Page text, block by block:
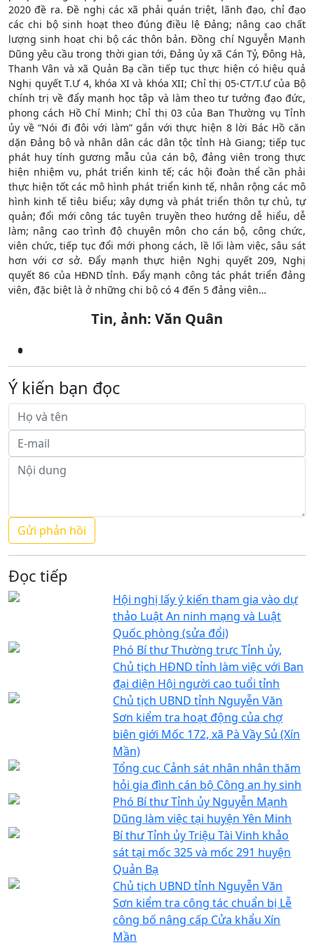
2020 đề ra. Đề nghị các xã phải quán triệt, lãnh đạo, chỉ đạo
các chi bộ sinh hoạt theo đúng điều lệ Đảng; nâng cao chất
lượng sinh hoạt chi bộ các thôn bản. Đồng chí Nguyễn Mạnh
Dũng yêu cầu trong thời gian tới, Đảng ủy xã Cán Tỷ, Đông Hà,
Thanh Vân và xã Quản Bạ cần tiếp tục thực hiện có hiệu quả
Nghị quyết T.Ư 4, khóa XI và khóa XII; Chỉ thị 05-CT/T.Ư của Bộ
chính trị về đẩy mạnh học tập và làm theo tư tưởng đạo đức,
phong cách Hồ Chí Minh; Chỉ thị 03 của Ban Thường vụ Tỉnh
ủy về “Nói đi đôi với làm” gắn với thực hiện 8 lời Bác Hồ căn
dặn Đảng bộ và nhân dân các dân tộc tỉnh Hà Giang; tiếp tục
phát huy tính gương mẫu của cán bộ, đảng viên trong thực
hiện nhiệm vụ, phát triển kinh tế; các hội đoàn thể cần phải
thực hiện tốt các mô hình phát triển kinh tế, nhân rộng các mô
hình kinh tế tiêu biểu; xây dựng và phát triển thôn tự chủ, tự
quản; đổi mới công tác tuyên truyền theo hướng dễ hiểu, dễ
làm; nâng cao trình độ chuyên môn cho cán bộ, công chức,
viên chức, tiếp tục đổi mới phong cách, lề lối làm việc, sâu sát
hơn với cơ sở. Đẩy mạnh thực hiện Nghị quyết 209, Nghị
quyết 86 của HĐND tỉnh. Đẩy mạnh công tác phát triển đảng
viên, đặc biệt là ở những chi bộ có 4 đến 5 đảng viên…
Tin, ảnh: Văn Quân
Ý kiến bạn đọc
Đọc tiếp
Hội nghị lấy ý kiến tham gia vào dự
thảo Luật An ninh mạng và Luật
Quốc phòng (sửa đổi)
Phó Bí thư Thường trực Tỉnh ủy,
Chủ tịch HĐND tỉnh làm việc với Ban
đại diện Hội người cao tuổi tỉnh
Chủ tịch UBND tỉnh Nguyễn Văn
Sơn kiểm tra hoạt động của chợ
biên giới Mốc 172, xã Pà Vầy Sủ (Xín
Mần)
Tổng cục Cảnh sát nhân nhân thăm
hỏi gia đình cán bộ Công an hy sinh
Phó Bí thư Tỉnh ủy Nguyễn Mạnh
Dũng làm việc tại huyện Yên Minh
Bí thư Tỉnh ủy Triệu Tài Vinh khảo
sát tại mốc 325 và mốc 291 huyện
Quản Bạ
Chủ tịch UBND tỉnh Nguyễn Văn
Sơn kiểm tra công tác chuẩn bị Lễ
công bố nâng cấp Cửa khẩu Xín
Mần